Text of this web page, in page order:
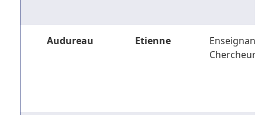
Audureau Etienne
Enseignant-
Chercheur